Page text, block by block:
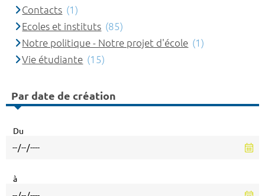
Contacts (1)
Ecoles et instituts (85)
Notre politique - Notre projet d'école (1)
Vie étudiante (15)
Par date de création
Du
à